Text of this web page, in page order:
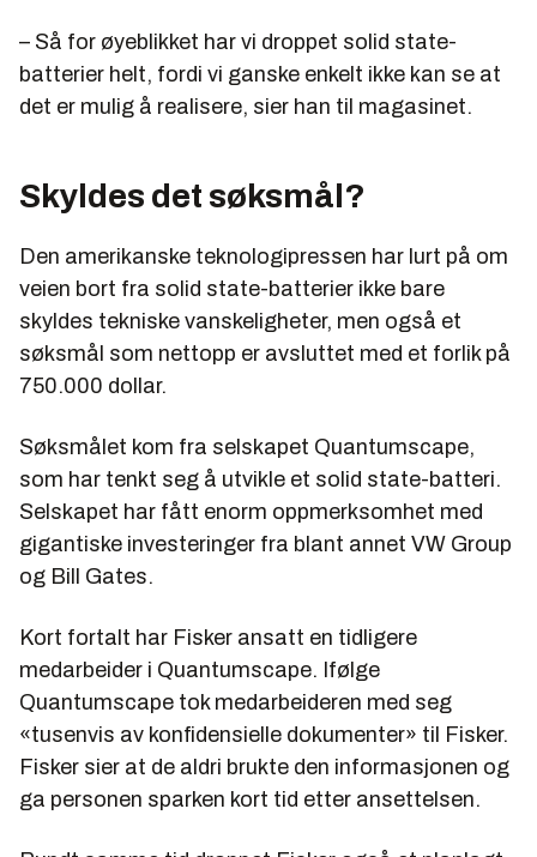
– Så for øyeblikket har vi droppet solid state-
batterier helt, fordi vi ganske enkelt ikke kan se at
det er mulig å realisere, sier han til magasinet.
Skyldes det søksmål?
Den amerikanske teknologipressen har lurt på om
veien bort fra solid state-batterier ikke bare
skyldes tekniske vanskeligheter, men også et
søksmål som nettopp er avsluttet med et forlik på
750.000 dollar.
Søksmålet kom fra selskapet Quantumscape,
som har tenkt seg å utvikle et solid state-batteri.
Selskapet har fått enorm oppmerksomhet med
gigantiske investeringer fra blant annet VW Group
og Bill Gates.
Kort fortalt har Fisker ansatt en tidligere
medarbeider i Quantumscape. Ifølge
Quantumscape tok medarbeideren med seg
«tusenvis av konfidensielle dokumenter» til Fisker.
Fisker sier at de aldri brukte den informasjonen og
ga personen sparken kort tid etter ansettelsen.